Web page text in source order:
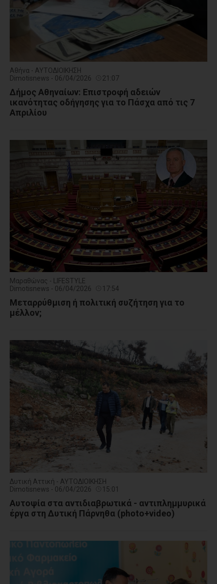
Αθήνα - ΑΥΤΟΔΙΟΙΚΗΣΗ
Dimotisnews - 06/04/2026
21:07
Δήμος Αθηναίων: Επιστροφή αδειών
ικανότητας οδήγησης για το Πάσχα από τις 7
Απριλίου
Μαραθώνας - LIFESTYLE
Dimotisnews - 06/04/2026
17:54
Μεταρρύθμιση ή πολιτική συζήτηση για το
μέλλον;
Δυτική Αττική - ΑΥΤΟΔΙΟΙΚΗΣΗ
Dimotisnews - 06/04/2026
15:01
Αυτοψία στα αντιδιαβρωτικά - αντιπλημμυρικά
έργα στη Δυτική Πάρνηθα (photo+video)